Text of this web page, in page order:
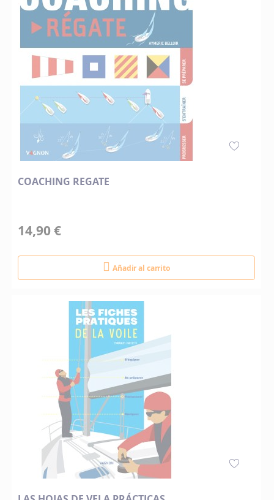
COACHING REGATE
14,90 €
Añadir al carrito